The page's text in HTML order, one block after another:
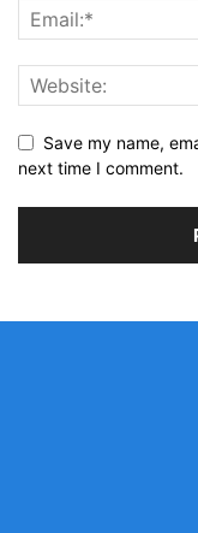
Save my name,
next time I comment.